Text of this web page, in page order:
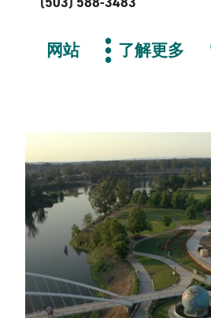
网站 了解更多